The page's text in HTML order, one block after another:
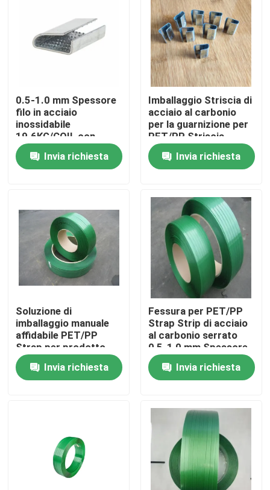
Casa
Circa noi
Giro della fabbrica
Contattici
Richieda una citazione
Striscia di acciaio al carbonio
0.5-1.0 mm Spessore
filo in acciaio
inossidabile
19.6KG/COIL con
disegno serrato
Invia richiesta
Imballaggio Striscia di
acciaio al carbonio
per la guarnizione per
PET/PP Striscia
larghezza 13mm-
25mmInvia richiesta
Soluzione di
imballaggio manuale
affidabile PET/PP
Strap per prodotto
argenteo da
16MMX0,8MM
Invia richiesta
Fessura per PET/PP
Strap Strip di acciaio
al carbonio serrato
0,5-1,0 mm Spessore
Invia richiesta